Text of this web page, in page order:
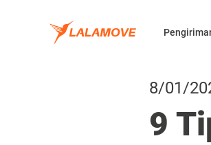
8/01/
9